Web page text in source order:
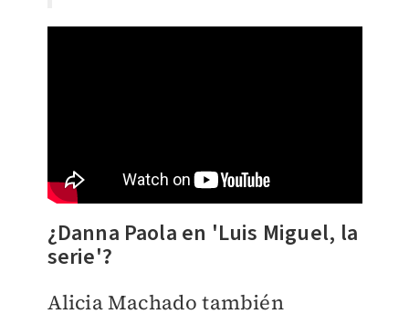
¿Danna Paola en 'Luis Miguel, la
serie'?
Alicia Machado también